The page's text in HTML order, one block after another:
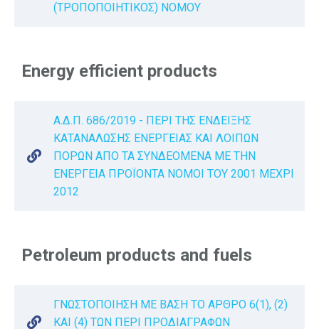
(ΤΡΟΠΟΠΟΙΗΤΙΚΟΣ) ΝΟΜΟΥ
Energy efficient products
Α.Δ.Π. 686/2019 - ΠΕΡΙ ΤΗΣ ΕΝΔΕΙΞΗΣ
ΚΑΤΑΝΑΛΩΣΗΣ ΕΝΕΡΓΕΙΑΣ ΚΑΙ ΛΟΙΠΩΝ
ΠΟΡΩΝ ΑΠΟ ΤΑ ΣΥΝΔΕΟΜΕΝΑ ΜΕ ΤΗΝ
ΕΝΕΡΓΕΙΑ ΠΡΟΪΟΝΤΑ ΝΟΜΟΙ ΤΟΥ 2001 ΜΕΧΡΙ
2012
Petroleum products and fuels
ΓΝΩΣΤΟΠΟΙΗΣΗ ΜΕ ΒΑΣΗ ΤΟ ΑΡΘΡΟ 6(1), (2)
ΚΑΙ (4) ΤΩΝ ΠΕΡΙ ΠΡΟΔΙΑΓΡΑΦΩΝ